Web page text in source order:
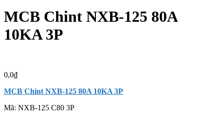
MCB Chint NXB-125 80A
10KA 3P
0,0₫
MCB Chint NXB-125 80A 10KA 3P
Mã: NXB-125 C80 3P